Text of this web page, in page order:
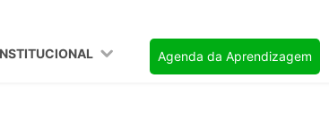
Agenda da Aprendizagem